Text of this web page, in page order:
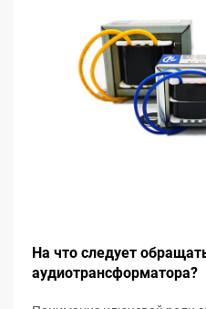
На что следует
аудиотрансформатора?